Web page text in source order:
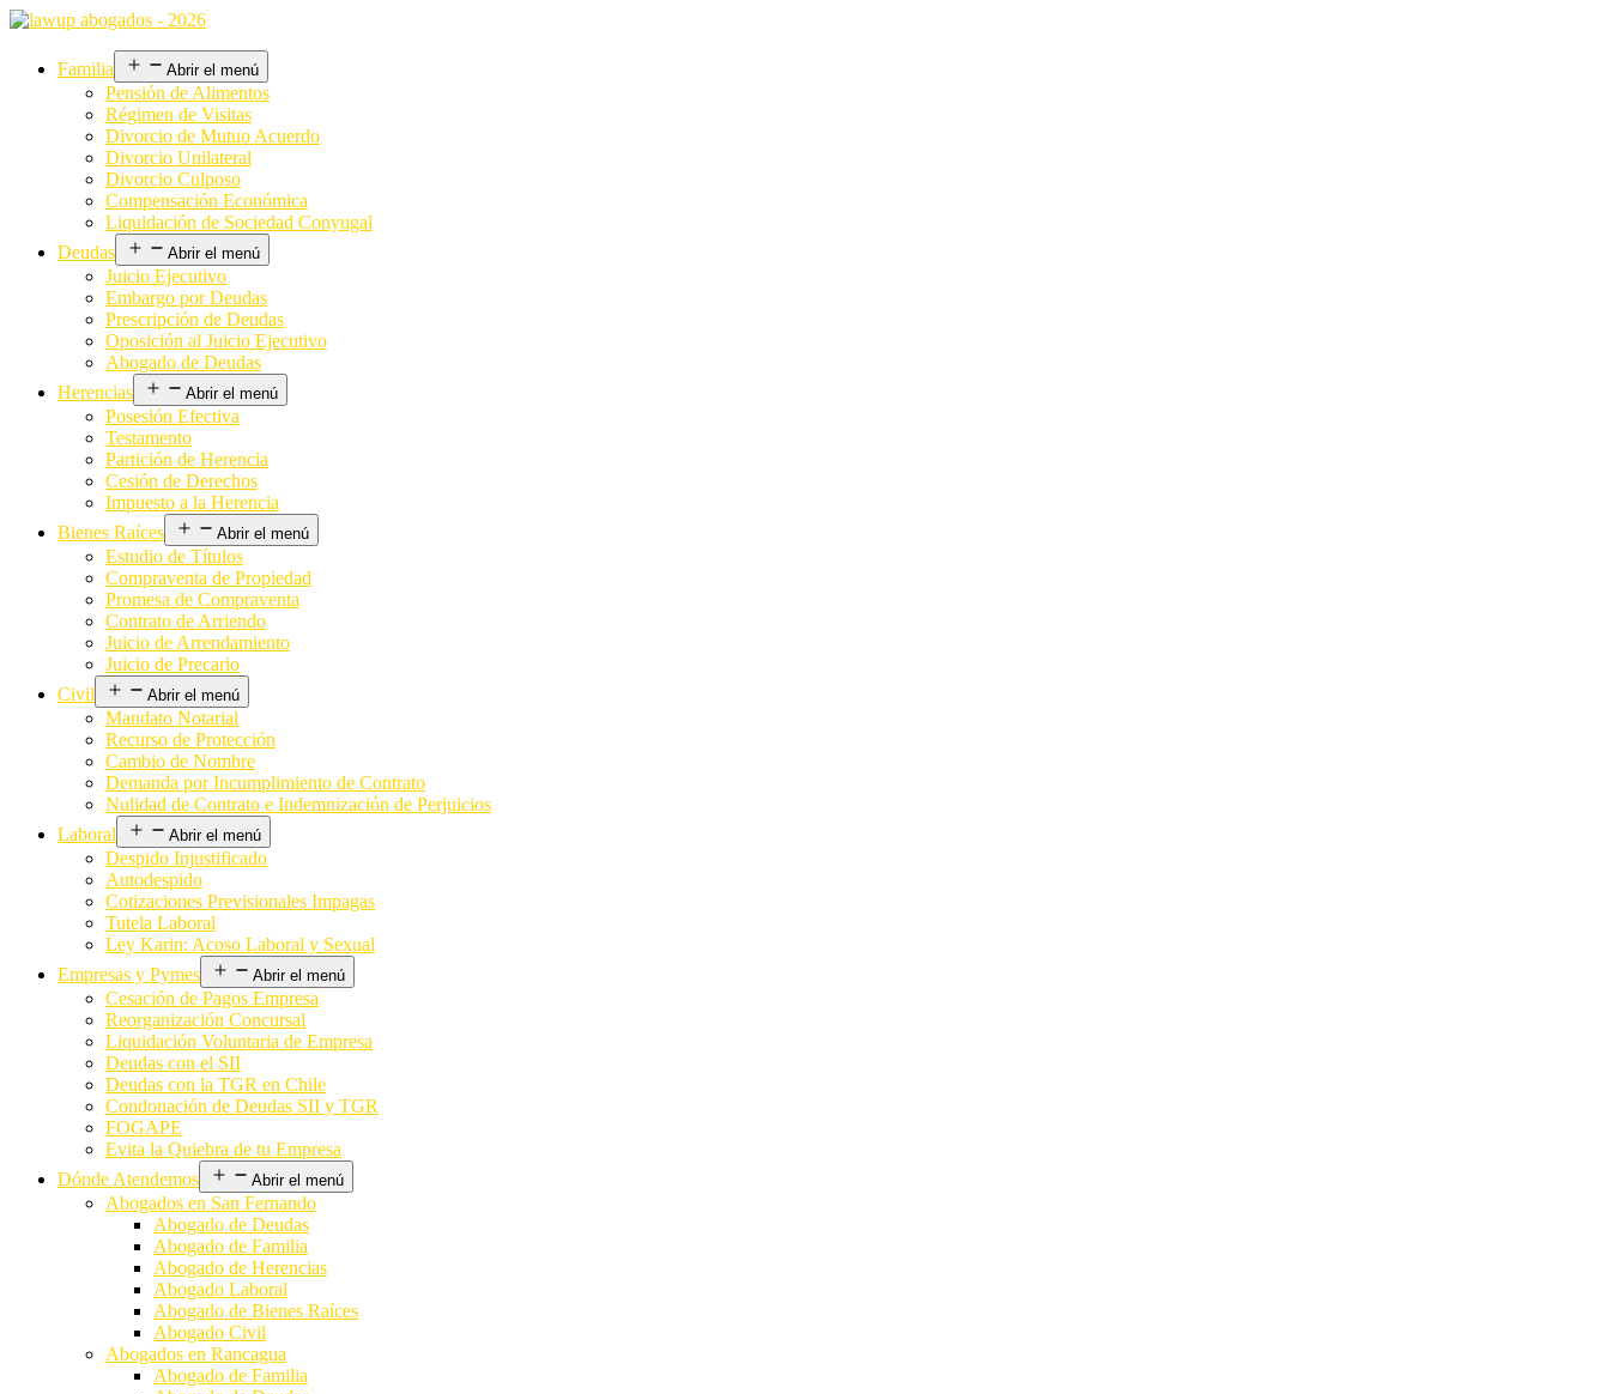
Familia Abrir el menú
Pensión de Alimentos
Régimen de Visitas
Divorcio de Mutuo Acuerdo
Divorcio Unilateral
Divorcio Culposo
Compensación Económica
Liquidación de Sociedad Conyugal
Deudas
Abrir el menú
Juicio Ejecutivo
Embargo por Deudas
Prescripción de Deudas
Oposición al Juicio Ejecutivo
Abogado de Deudas
Herencias
Abrir el menú
Posesión Efectiva
Testamento
Partición de Herencia
Cesión de Derechos
Impuesto a la Herencia
Bienes Raíces
Abrir el menú
Estudio de Títulos
Compraventa de Propiedad
Promesa de Compraventa
Contrato de Arriendo
Juicio de Arrendamiento
Juicio de Precario
Civil
Abrir el menú
Mandato Notarial
Recurso de Protección
Cambio de Nombre
Demanda por Incumplimiento de Contrato
Nulidad de Contrato e Indemnización de Perjuicios
Laboral
Abrir el menú
Despido Injustificado
Autodespido
Cotizaciones Previsionales Impagas
Tutela Laboral
Ley Karin: Acoso Laboral y Sexual
Empresas y Pymes
Abrir el menú
Cesación de Pagos Empresa
Reorganización Concursal
Liquidación Voluntaria de Empresa
Deudas con el SII
Deudas con la TGR en Chile
Condonación de Deudas SII y TGR
FOGAPE
Evita la Quiebra de tu Empresa
Dónde Atendemos
Abrir el menú
Abogados en San Fernando
Abogado de Deudas
Abogado de Familia
Abogado de Herencias
Abogado Laboral
Abogado de Bienes Raíces
Abogado Civil
Abogados en Rancagua
Abogado de Familia